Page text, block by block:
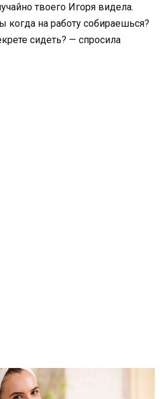
твоего Игоря видела.
когда на работу собираешься?
сидеть? — спросила